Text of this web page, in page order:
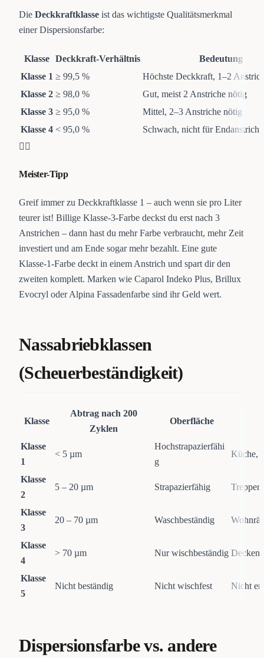
Die Deckkraftklasse ist das wichtigste Qualitätsmerkmal
einer Dispersionsfarbe:
Klasse Deckkraft-Verhältnis
Bedeutung
Klasse 1 ≥ 99,5 %
Höchste Deckkraft, 1–2
Klasse 2 ≥ 98,0 %
Gut, meist 2 Anstriche nötig
Klasse 3 ≥ 95,0 %
Mittel, 2–3 Anstriche nötig
Klasse 4 < 95,0 %
Schwach, nicht für Endanstrich
👷‍♂️
Meister-Tipp
Greif immer zu Deckkraftklasse 1 – auch wenn sie pro Liter
teurer ist! Billige Klasse-3-Farbe deckst du erst nach 3
Anstrichen – dann hast du mehr Farbe verbraucht, mehr Zeit
investiert und am Ende sogar mehr bezahlt. Eine gute
Klasse-1-Farbe deckt in einem Anstrich und spart dir den
zweiten komplett. Marken wie Caparol Indeko Plus, Brillux
Evocryl oder Alpina Fassadenfarbe sind ihr Geld wert.
Nassabriebklassen
(Scheuerbeständigkeit)
Klasse
Abtrag nach 200
Zyklen
Oberfläche
Klasse
1
< 5 µm
Hochstrapazierfähi
g
Küche,
Klasse
2
5 – 20 µm Strapazierfähig
Klasse
3
20 – 70 µm Waschbeständig
Klasse
4
> 70 µm Nur wischbeständig Decken,
Klasse
5
Nicht beständig Nicht wischfest Nicht
Dispersionsfarbe vs. andere